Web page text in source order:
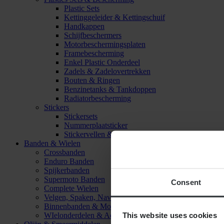
Consent
This website uses cookies
Plastic Sets
Kettinggeleider & Kettingschuif
Handkappen
Schijfbeschermers
Motorbeschermingsplaten
Framebescherming
Enkel Plastic Onderdeel
Zadels & Zadelovertrekken
Bouten & Ringen
Benzinetanks & Tankdoppen
Radiatorbescherming
Stickers
Stickersets
Nummerplaatsticker
Stickervellen & Stickers
Banden & Wielen
Crossbanden
Enduro Banden
Spijkerbanden
Supermoto Banden
Complete Wielen
Velgen, Spaken, Naven & Lagers
Binnenbanden & Mousses
WIelonderdelen & Accessoires